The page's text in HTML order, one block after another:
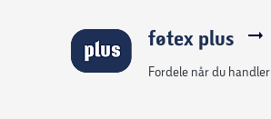
føtex plus
Fordele når du handler